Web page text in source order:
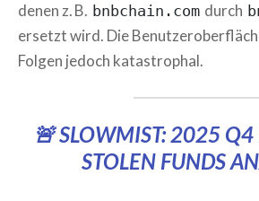
denen z. B. bnbchain.com durch
ersetzt wird. Die
Folgen jedoch katastrophal.
🚨 SLOWMIST: 2025 Q4
STOLEN FUNDS